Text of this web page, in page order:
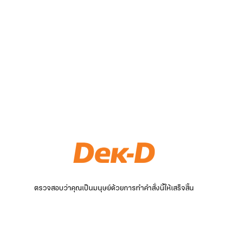
ตรวจสอบว่าคุณเป็นมนุษย์ด้วยการทำคำสั่งนี้ให้เสร็จสิ้น